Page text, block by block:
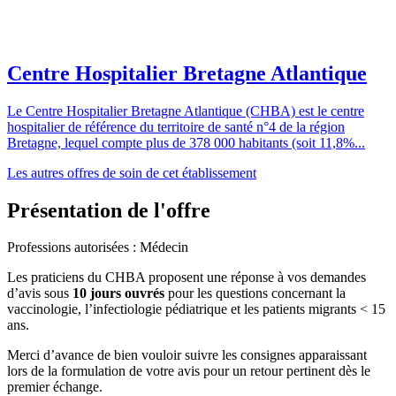
Centre Hospitalier Bretagne Atlantique
Le Centre Hospitalier Bretagne Atlantique (CHBA) est le centre
hospitalier de référence du territoire de santé n°4 de la région
Bretagne, lequel compte plus de 378 000 habitants (soit 11,8%...
Les autres offres de soin de cet établissement
Présentation de l'offre
Professions autorisées : Médecin
Les praticiens du CHBA proposent une réponse à vos demandes
d’avis sous 10 jours ouvrés pour les questions concernant la
vaccinologie, l’infectiologie pédiatrique et les patients migrants < 15
ans.
Merci d’avance de bien vouloir suivre les consignes apparaissant
lors de la formulation de votre avis pour un retour pertinent dès le
premier échange.